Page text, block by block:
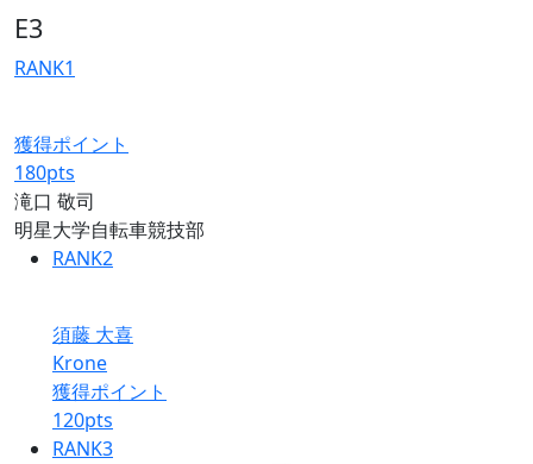
E3
RANK1
獲得ポイント
180pts
滝口 敬司
明星大学自転車競技部
RANK2
須藤 大喜
Krone
獲得ポイント
120pts
RANK3